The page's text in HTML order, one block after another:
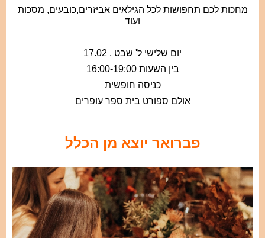
מחכות לכם תחפושות לכל הגילאיםאביזרים,כובעים, מסכות
ועוד
יום שלישי ל' שבט , 17.02
בין השעות 16:00-19:00
כניסה חופשית
אולם ספורט בית ספר עופרים
פברואר יוצא מן הכלל